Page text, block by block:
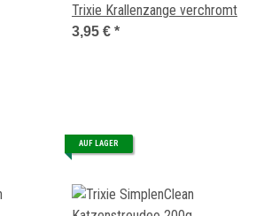
Trixie Krallenzange verchromt
3,95 € *
AUF LAGER